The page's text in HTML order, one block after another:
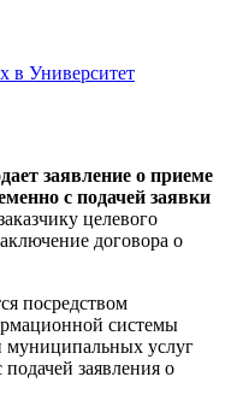
в Университет
заявление о приеме
с подачей заявки
целевого
договора о
посредством
системы
муниципальных услуг
заявления о